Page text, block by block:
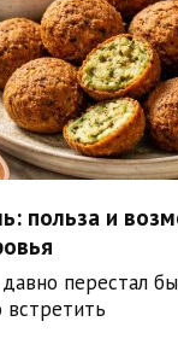
польза и
перестал
встретить